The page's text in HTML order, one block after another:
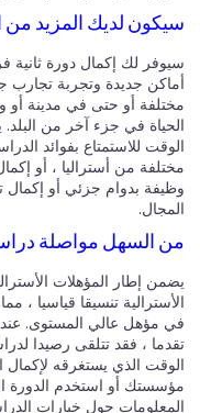
لديك المزيد من
لك إكمال دورة ثانية
جديدة وتجربة تجارب
أو حتى في مدينة أو
في جزء آخر من البلد.
للاستمتاع بفوائد الدراسة
من أستراليا ، أو إكمال
بدوام جزئي أو إكمال
السهل مواصلة دراستك
إطار المؤهلات الأسترالية
تنسيقا قياسيا ،
مؤهل عالي المستوى. عندما
، فقد تتلقى رصيدا
الذي يستغرقه لإكمال
أو استخدم الدورة
حول خيارات الدراسة